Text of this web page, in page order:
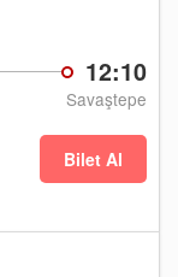
12:10
Savaştepe
Bilet Al